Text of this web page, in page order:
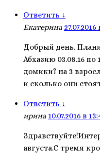
Ответить ↓
Екатерина 27.07.2016
Добрый день.
Абхазию 03.08.16 по
домики? на 3
и сколько они
Ответить ↓
ирина 10.07.2016 в
августа.С тремя